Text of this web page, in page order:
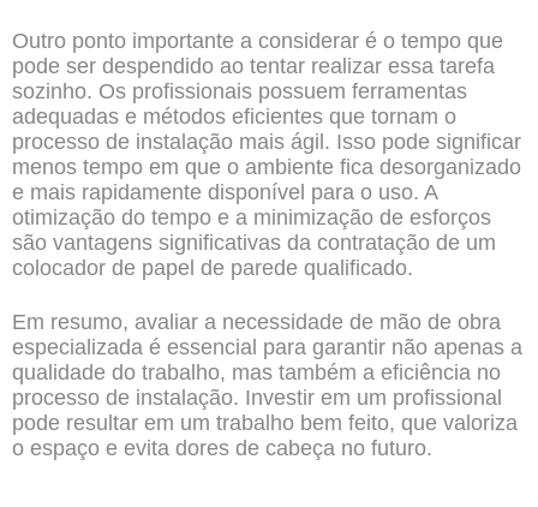
Outro ponto importante a considerar é o tempo que
pode ser despendido ao tentar realizar essa tarefa
sozinho. Os profissionais possuem ferramentas
adequadas e métodos eficientes que tornam o
processo de instalação mais ágil. Isso pode significar
menos tempo em que o ambiente fica desorganizado
e mais rapidamente disponível para o uso. A
otimização do tempo e a minimização de esforços
são vantagens significativas da contratação de um
colocador de papel de parede qualificado.
Em resumo, avaliar a necessidade de mão de obra
especializada é essencial para garantir não apenas a
qualidade do trabalho, mas também a eficiência no
processo de instalação. Investir em um profissional
pode resultar em um trabalho bem feito, que valoriza
o espaço e evita dores de cabeça no futuro.